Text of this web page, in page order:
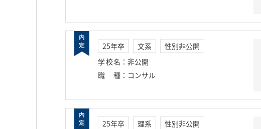
25年卒 文系
性別非公開
学校名 ： 非公開
職種 ： コンサル
25年卒 理系
性別非公開